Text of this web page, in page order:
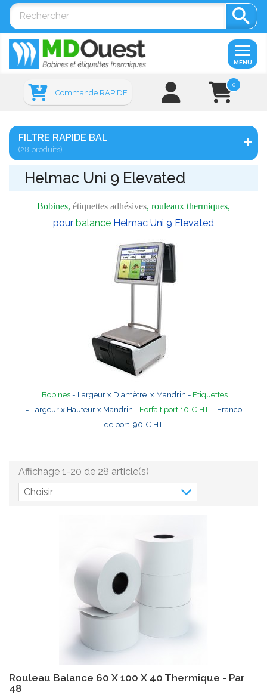

0
Commande RAPIDE
MENU
FILTRE RAPIDE BAL
(28 produits)
Helmac Uni 9 Elevated
Bobines, étiquettes adhésives, rouleaux thermiques,
pour balance Helmac Uni 9 Elevated
Bobines = Largeur x Diamètre x Mandrin - Etiquettes
= Largeur x Hauteur x Mandrin - Forfait port 10 € HT- Franco
de port 90 € HT
Choisir
Affichage 1-20 de 28 article(s)
Rouleau Balance 60 X 100 X 40 Thermique - Par
48